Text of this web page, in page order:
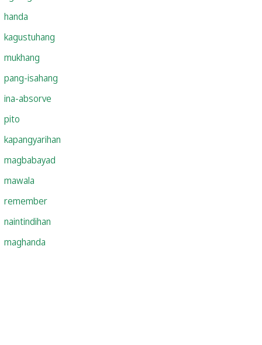
handa
kagustuhang
mukhang
pang-isahang
ina-absorve
pito
kapangyarihan
magbabayad
mawala
remember
naintindihan
maghanda